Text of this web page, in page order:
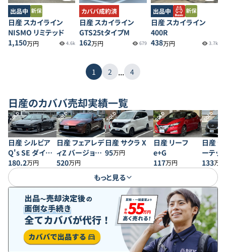
出品中
日産 スカイライン
NISMO リミテッド
1,150万円 4.6k
カババ成約済
日産 スカイライン
GTS25tタイプM
162万円 679
出品中
日産 スカイライン
400R
438万円 3.7k
1 2 ... 4
日産のカババ売却実績一覧
SOLD
日産 シルビア
Q's SE ダイヤ
セレクションII
180.2万円
SOLD
日産 フェアレデ
ィZ バージョン
ST
520万円
SOLD
日産 サクラ X
95万円
SOLD
日産 リーフ
e+G
117万円
SOLD
日産
ーテッ
ティパ
133万円
もっと見る